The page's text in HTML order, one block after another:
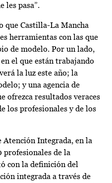
les pasa”.
que Castilla-La Mancha
herramientas con las que
de modelo. Por un lado,
el que están trabajando
la luz este año; la
y una agencia de
ofrezca resultados veraces
los profesionales y de los
Integrada, en la
profesionales de la
con la definición del
integrada a través de